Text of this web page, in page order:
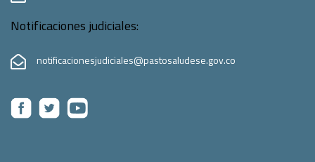
Notificaciones judiciales:
notificacionesjudiciales@pastosaludese.gov.co